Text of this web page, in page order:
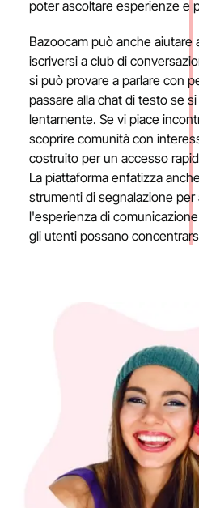
poter ascoltare esperienze e
Bazoocam può anche aiutare
iscriversi a club di
si può provare a parlare con
passare alla chat di testo se
lentamente. Se vi piace
scoprire comunità con
costruito per un accesso
La piattaforma enfatizza
strumenti di segnalazione per
l'esperienza di
gli utenti possano